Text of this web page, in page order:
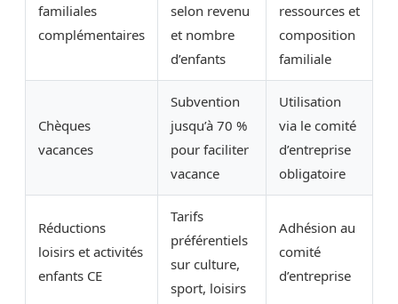
familiales
complémentaires
selon revenu
et nombre
d’enfants
ressources et
composition
familiale
Chèques
vacances
Subvention
jusqu’à 70 %
pour faciliter
vacance
Utilisation
via le comité
d’entreprise
obligatoire
Réductions
loisirs et activités
enfants CE
Tarifs
préférentiels
sur culture,
sport, loisirs
Adhésion au
comité
d’entreprise